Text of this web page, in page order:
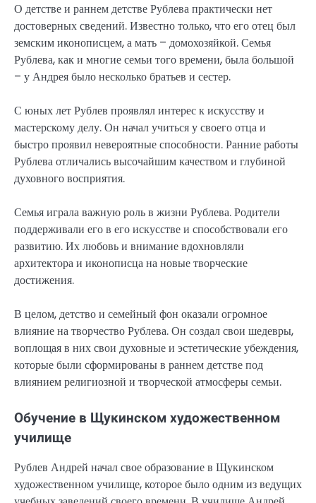
О детстве и раннем детстве Рублева практически нет
достоверных сведений. Известно только, что его отец был
земским иконописцем, а мать – домохозяйкой. Семья
Рублева, как и многие семьи того времени, была большой
– у Андрея было несколько братьев и сестер.
С юных лет Рублев проявлял интерес к искусству и
мастерскому делу. Он начал учиться у своего отца и
быстро проявил невероятные способности. Ранние работы
Рублева отличались высочайшим качеством и глубиной
духовного восприятия.
Семья играла важную роль в жизни Рублева. Родители
поддерживали его в его искусстве и способствовали его
развитию. Их любовь и внимание вдохновляли
архитектора и иконописца на новые творческие
достижения.
В целом, детство и семейный фон оказали огромное
влияние на творчество Рублева. Он создал свои шедевры,
воплощая в них свои духовные и эстетические убеждения,
которые были сформированы в раннем детстве под
влиянием религиозной и творческой атмосферы семьи.
Обучение в Щукинском художественном
училище
Рублев Андрей начал свое образование в Щукинском
художественном училище, которое было одним из ведущих